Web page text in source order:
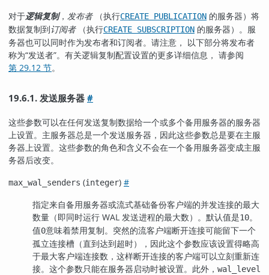
对于逻辑复制， 发布者（执行CREATE PUBLICATION 的服务器）将
数据复制到订阅者（执行CREATE SUBSCRIPTION 的服务器）。服
务器也可以同时作为发布者和订阅者。请注意， 以下部分将发布者
称为“发送者”。有关逻辑复制配置设置的更多详细信息， 请参阅
第 29.12 节。
19.6.1. 发送服务器#
这些参数可以在任何发送复制数据给一个或多个备用服务器的服务器
上设置。主服务器总是一个发送服务器，因此这些参数总是要在主服
务器上设置。这些参数的角色和含义不会在一个备用服务器变成主服
务器后改变。
max_wal_senders (integer) #
指定来自备用服务器或流式基础备份客户端的并发连接的最大
数量（即同时运行 WAL 发送进程的最大数）。默认值是10。
值0意味着禁用复制。突然的流客户端断开连接可能留下一个
孤立连接槽（直到达到超时），因此这个参数应该设置得略高
于最大客户端连接数，这样断开连接的客户端可以立刻重新连
接。这个参数只能在服务器启动时被设置。此外， wal_level